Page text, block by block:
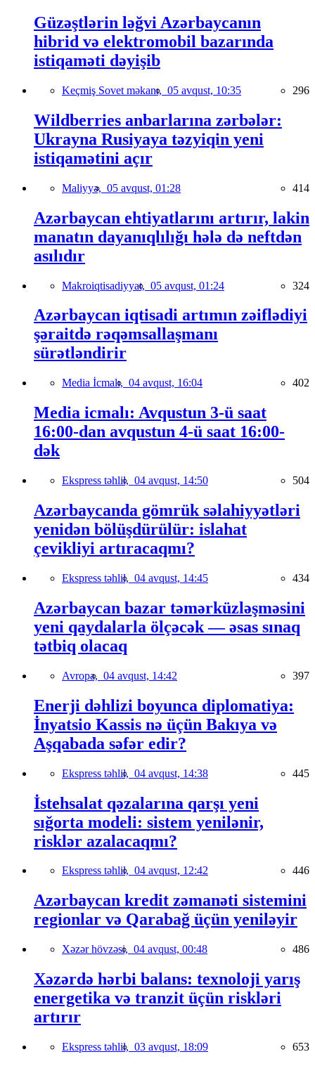
Güzəştlərin ləğvi Azərbaycanın
hibrid və elektromobil bazarında
istiqaməti dəyişib
Keçmiş Sovet məkanı, 05 avqust, 10:35 296
Wildberries anbarlarına zərbələr:
Ukrayna Rusiyaya təzyiqin yeni
istiqamətini açır
Maliyyə, 05 avqust, 01:28 414
Azərbaycan ehtiyatlarını artırır, lakin
manatın dayanıqlılığı hələ də neftdən
asılıdır
Makroiqtisadiyyat, 05 avqust, 01:24 324
Azərbaycan iqtisadi artımın zəiflədiyi
şəraitdə rəqəmsallaşmanı
sürətləndirir
Media İcmalı, 04 avqust, 16:04 402
Media icmalı: Avqustun 3-ü saat
16:00-dan avqustun 4-ü saat 16:00-
dək
Ekspress təhlil, 04 avqust, 14:50 504
Azərbaycanda gömrük səlahiyyətləri
yenidən bölüşdürülür: islahat
çevikliyi artıracaqmı?
Ekspress təhlil, 04 avqust, 14:45 434
Azərbaycan bazar təmərküzləşməsini
yeni qaydalarla ölçəcək — əsas sınaq
tətbiq olacaq
Avropa, 04 avqust, 14:42 397
Enerji dəhlizi boyunca diplomatiya:
İnyatsio Kassis nə üçün Bakıya və
Aşqabada səfər edir?
Ekspress təhlil, 04 avqust, 14:38 445
İstehsalat qəzalarına qarşı yeni
sığorta modeli: sistem yenilənir,
risklər azalacaqmı?
Ekspress təhlil, 04 avqust, 12:42 446
Azərbaycan kredit zəmanəti sistemini
regionlar və Qarabağ üçün yeniləyir
Xəzər hövzəsi, 04 avqust, 00:48 486
Xəzərdə hərbi balans: texnoloji yarış
energetika və tranzit üçün riskləri
artırır
Ekspress təhlil, 03 avqust, 18:09 653